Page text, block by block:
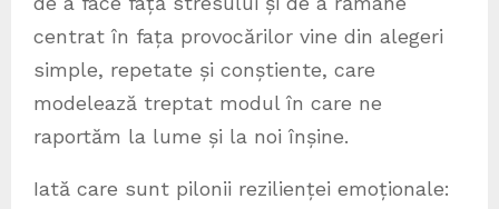
centrat în fața provocărilor vine din alegeri
simple, repetate și conștiente, care
modelează treptat modul în care ne
raportăm la lume și la noi înșine.
Iată care sunt pilonii rezilienței emoționale: